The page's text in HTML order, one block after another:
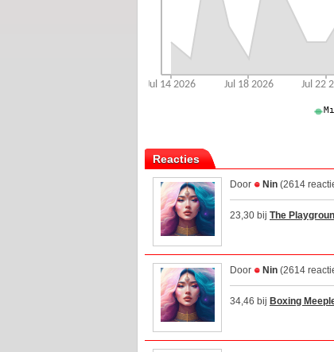
Reacties
Door Nin (2614
23,30 bij The
Door Nin (2614
34,46 bij Boxing